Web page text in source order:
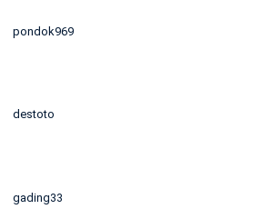
pondok969
destoto
gading33